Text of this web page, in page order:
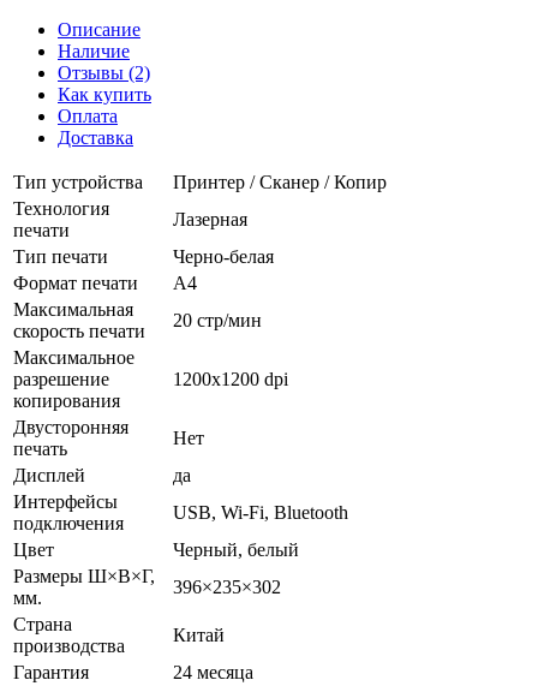
Описание
Наличие
Отзывы (2)
Как купить
Оплата
Доставка
Тип устройства
Принтер / Сканер / Копир
Технология
печати
Лазерная
Тип печати
Черно-белая
Формат печати
A4
Максимальная
скорость печати
20 стр/мин
Максимальное
разрешение
копирования
1200x1200 dpi
Двусторонняя
печать
Нет
Дисплей
да
Интерфейсы
подключения
USB, Wi-Fi, Bluetooth
Цвет
Черный, белый
Размеры Ш×В×Г,
мм.
396×235×302
Страна
производства
Китай
Гарантия
24 месяца